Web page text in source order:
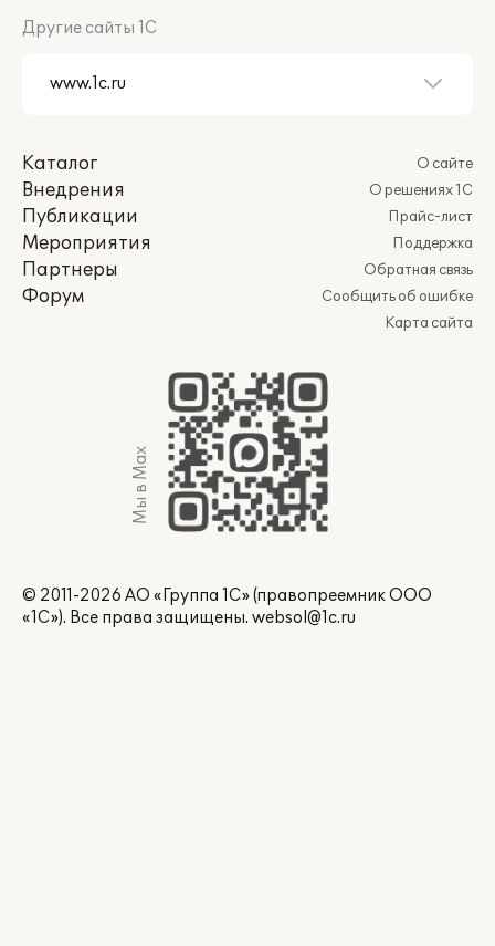
Другие сайты 1С
Каталог
Внедрения
Публикации
Мероприятия
Партнеры
Форум
О сайте
О решениях 1С
Прайс-лист
Поддержка
Обратная связь
Сообщить об ошибке
Карта сайта
Мы в Max
© 2011-2026 АО «Группа 1С» (правопреемник ООО
«1С»). Все права защищены. websol@1c.ru